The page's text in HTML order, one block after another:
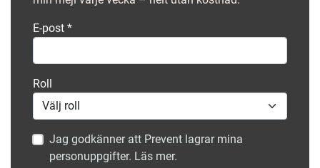
E-post *
Roll
Jag godkänner att Prevent lagrar mina
personuppgifter. Läs mer.